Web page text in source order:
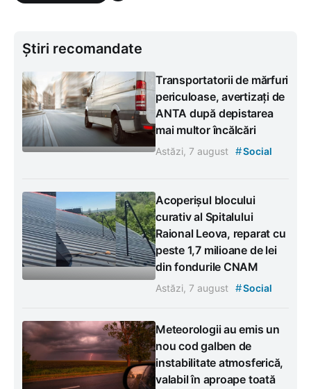
Știri recomandate
Transportatorii de mărfuri
periculoase, avertizați de
ANTA după depistarea
mai multor încălcări
Astăzi, 7 august #Social
Acoperișul blocului
curativ al Spitalului
Raional Leova, reparat cu
peste 1,7 milioane de lei
din fondurile CNAM
Astăzi, 7 august #Social
Meteorologii au emis un
nou cod galben de
instabilitate atmosferică,
valabil în aproape toată